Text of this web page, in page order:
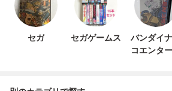
セガ セガゲームス
バンダイ
コエンタ